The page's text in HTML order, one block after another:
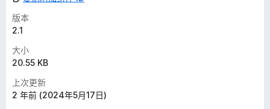
版本
2.1
大小
20.55 KB
上次更新
2 年前 (2024年5月17日)